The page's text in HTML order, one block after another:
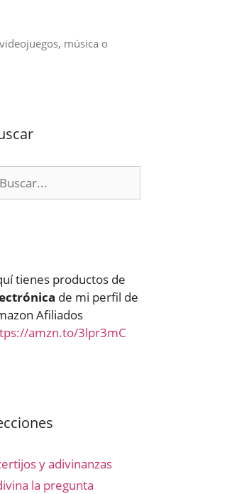
música o
tienes productos de
de mi perfil de
Afiliados
amzn.to/3lpr3mC
y adivinanzas
la pregunta